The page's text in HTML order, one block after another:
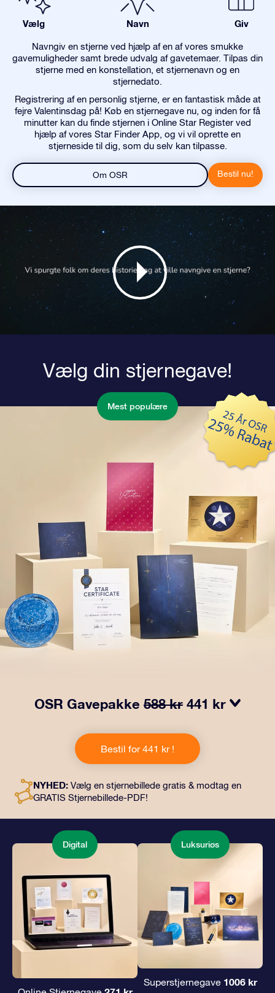
Vælg Navn Giv
Navngiv en stjerne ved hjælp af en af vores smukke
gavemuligheder samt brede udvalg af gavetemaer. Tilpas din
stjerne med en konstellation, et stjernenavn og en
stjernedato.
Registrering af en personlig stjerne, er en fantastisk måde at
fejre Valentinsdag på! Køb en stjernegave nu, og inden for få
minutter kan du finde stjernen i Online Star Register ved
hjælp af vores Star Finder App, og vi vil oprette en
stjerneside til dig, som du selv kan tilpasse.
Om OSR Bestil nu!
Vælg din stjernegave!
Mest populære
OSR Gavepakke 588 kr 441 kr
Denne gave inkluderer en smuk kuvert og personlige
dokumenter, der sendes til en adresse efter dit eget
valg, samt digitale dokumenter og gratis brug af vores
venner og familie.
Bestil for 441 kr !
NYHED: Vælg en stjernebillede gratis & modtag en
GRATIS Stjernebillede-PDF!
Digital Luksuriøs
Superstjernegave 1006 kr